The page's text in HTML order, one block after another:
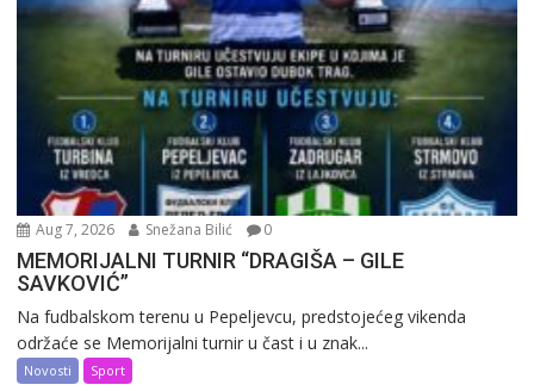
Aug 7, 2026 Snežana Bilić 0
MEMORIJALNI TURNIR “DRAGIŠA – GILE
SAVKOVIĆ”
Na fudbalskom terenu u Pepeljevcu, predstojećeg vikenda
održaće se Memorijalni turnir u čast i u znak...
Novosti Sport